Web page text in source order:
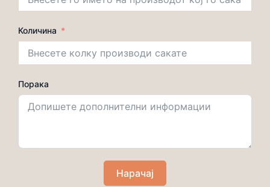
Количина
Порака
Нарачај